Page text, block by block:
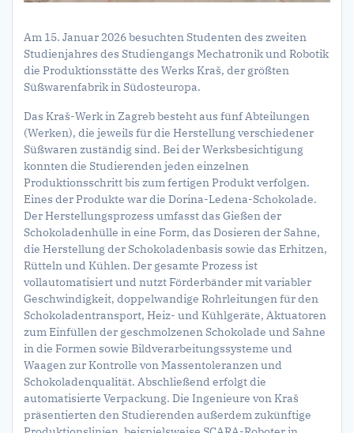
Am 15. Januar 2026 besuchten Studenten des zweiten
Studienjahres des Studiengangs Mechatronik und Robotik
die Produktionsstätte des Werks Kraš, der größten
Süßwarenfabrik in Südosteuropa.
Das Kraš-Werk in Zagreb besteht aus fünf Abteilungen
(Werken), die jeweils für die Herstellung verschiedener
Süßwaren zuständig sind. Bei der Werksbesichtigung
konnten die Studierenden jeden einzelnen
Produktionsschritt bis zum fertigen Produkt verfolgen.
Eines der Produkte war die Dorina-Ledena-Schokolade.
Der Herstellungsprozess umfasst das Gießen der
Schokoladenhülle in eine Form, das Dosieren der Sahne,
die Herstellung der Schokoladenbasis sowie das Erhitzen,
Rütteln und Kühlen. Der gesamte Prozess ist
vollautomatisiert und nutzt Förderbänder mit variabler
Geschwindigkeit, doppelwandige Rohrleitungen für den
Schokoladentransport, Heiz- und Kühlgeräte, Aktuatoren
zum Einfüllen der geschmolzenen Schokolade und Sahne
in die Formen sowie Bildverarbeitungssysteme und
Waagen zur Kontrolle von Massentoleranzen und
Schokoladenqualität. Abschließend erfolgt die
automatisierte Verpackung. Die Ingenieure von Kraš
präsentierten den Studierenden außerdem zukünftige